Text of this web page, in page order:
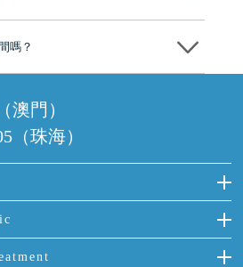
嗎？
whatsapp聯絡我們，告知我們你原本預約的
澳門）
（珠海）